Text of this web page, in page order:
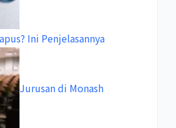
Ini Penjelasannya
Jurusan di Monash